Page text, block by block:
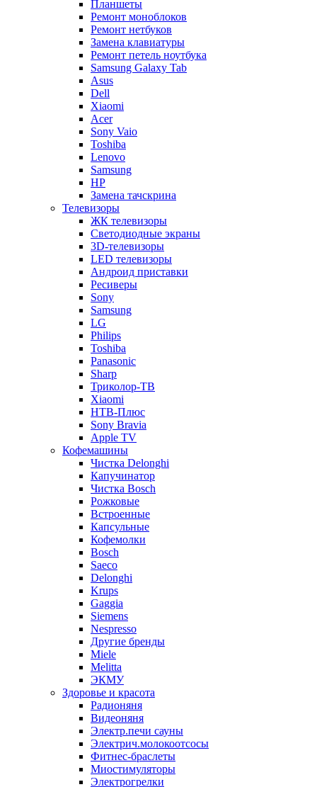
Планшеты
Ремонт моноблоков
Ремонт нетбуков
Замена клавиатуры
Ремонт петель ноутбука
Samsung Galaxy Tab
Asus
Dell
Xiaomi
Acer
Sony Vaio
Toshiba
Lenovo
Samsung
HP
Замена тачскрина
Телевизоры
ЖК телевизоры
Светодиодные экраны
3D-телевизоры
LED телевизоры
Андроид приставки
Ресиверы
Sony
Samsung
LG
Philips
Toshiba
Panasonic
Sharp
Триколор-ТВ
Xiaomi
НТВ-Плюс
Sony Bravia
Apple TV
Кофемашины
Чистка Delonghi
Капучинатор
Чистка Bosch
Рожковые
Встроенные
Капсульные
Кофемолки
Bosch
Saeco
Delonghi
Krups
Gaggia
Siemens
Nespresso
Другие бренды
Miele
Melitta
ЭКМУ
Здоровье и красота
Радионяня
Видеоняня
Электр.печи сауны
Электрич.молокоотсосы
Фитнес-браслеты
Миостимуляторы
Электрогрелки